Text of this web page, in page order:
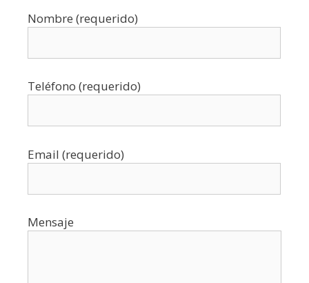
Nombre (requerido)
Teléfono (requerido)
Email (requerido)
Mensaje